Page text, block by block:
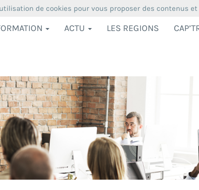
ACTU LES REGIONS
de cookies pour vous proposer des contenus